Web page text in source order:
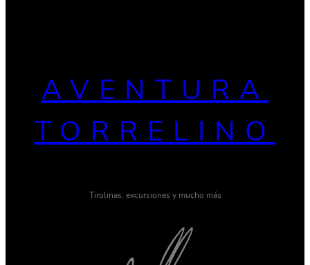
AVENTURA
TORRELINO
Tirolinas, excursiones y mucho más